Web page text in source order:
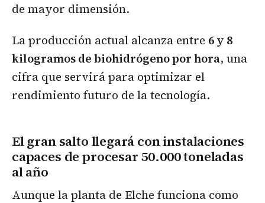
de mayor dimensión.
La producción actual alcanza entre 6 y 8
kilogramos de biohidrógeno por hora, una
cifra que servirá para optimizar el
rendimiento futuro de la tecnología.
El gran salto llegará con instalaciones
capaces de procesar 50.000 toneladas
al año
Aunque la planta de Elche funciona como